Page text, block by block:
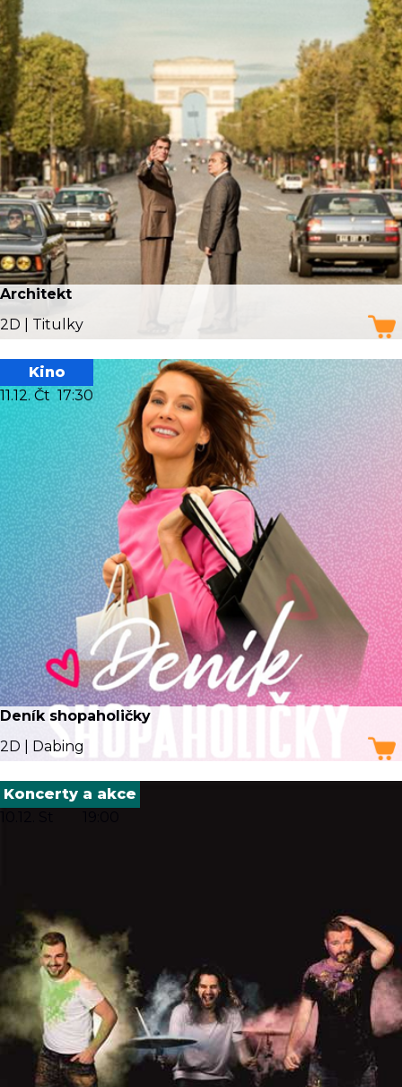
Architekt
2D | Titulky
11.12. Čt 17:30
Kino
Deník shopaholičky
2D | Dabing
Koncerty a akce